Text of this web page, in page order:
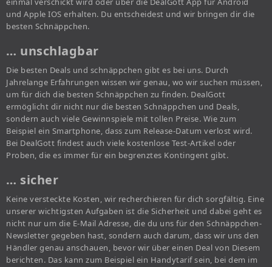
und Apple IOS erhalten. Du entscheidest und wir bringen dir die
besten Schnäppchen.
… unschlagbar
Die besten Deals und schnäppchen gibt es bei uns. Durch
Jahrelange Erfahrungen wissen wir genau, wo wir suchen müssen,
um für dich die besten Schnäppchen zu finden. DealGott
ermöglicht dir nicht nur die besten Schnäppchen und Deals,
sondern auch viele Gewinnspiele mit tollen Preise. Wie zum
Beispiel ein Smartphone, dass zum Release-Datum verlost wird.
Bei DealGott findest auch viele kostenlose Test-Artikel oder
Proben, die es immer für ein begrenztes Kontingent gibt.
… sicher
Keine versteckte Kosten, wir recherchieren für dich sorgfältig. Eine
unserer wichtigsten Aufgaben ist die Sicherheit und dabei geht es
nicht nur um die E-Mail Adresse, die du uns für den Schnäppchen-
Newsletter gegeben hast, sondern auch darum, dass wir uns den
Händler genau anschauen, bevor wir über einen Deal von Diesem
berichten. Das kann zum Beispiel ein Handytarif sein, bei dem im